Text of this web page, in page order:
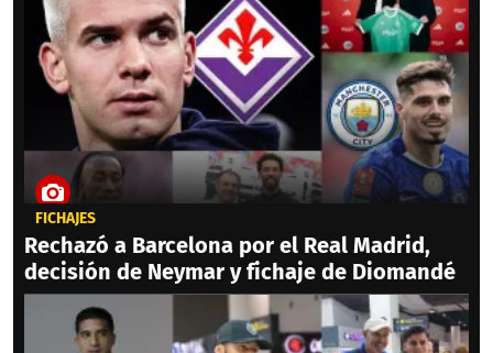
FICHAJES
Rechazó a Barcelona por el Real Madrid,
decisión de Neymar y fichaje de Diomandé